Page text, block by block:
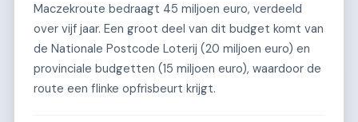
Maczekroute bedraagt 45 miljoen euro, verdeeld
over vijf jaar. Een groot deel van dit budget komt van
de Nationale Postcode Loterij (20 miljoen euro) en
provinciale budgetten (15 miljoen euro), waardoor de
route een flinke opfrisbeurt krijgt.